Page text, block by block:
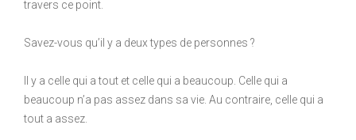
travers ce point.
Savez-vous qu’il y a deux types de personnes ?
Il y a celle qui a tout et celle qui a beaucoup. Celle qui a
beaucoup n’a pas assez dans sa vie. Au contraire, celle qui a
tout a assez.